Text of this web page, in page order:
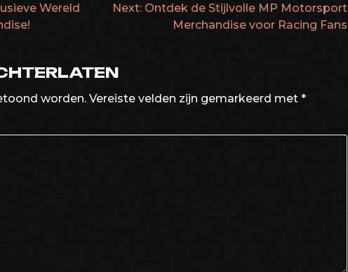
Wereld
Next: Ontdek de Stijlvolle MP Motorsport
Merchandise voor Racing Fans
worden. Vereiste velden zijn gemarkeerd met *